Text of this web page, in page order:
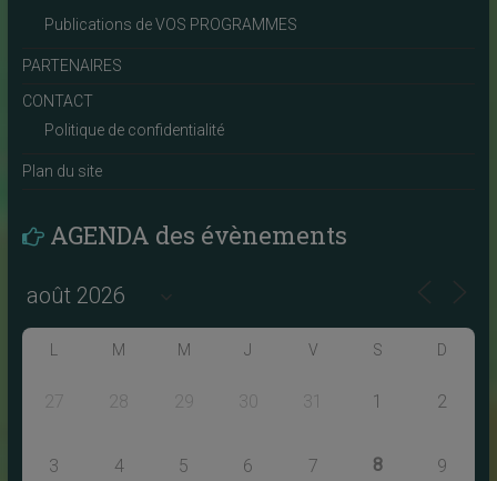
Publications de VOS PROGRAMMES
PARTENAIRES
CONTACT
Politique de confidentialité
Plan du site
AGENDA des évènements
M M J V S D
27 28 29 30 31 1 2
3 4 5 6 7 8 9